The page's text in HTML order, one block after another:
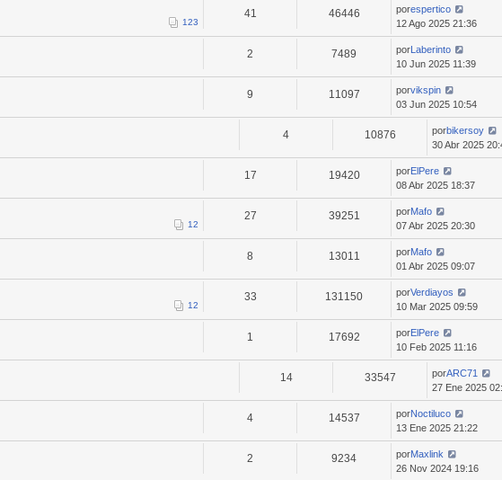
123
41 46446 porespertico
12 Ago 2025 21:36
2 7489 porLaberinto
10 Jun 2025 11:39
9 11097 porvikspin
03 Jun 2025 10:54
4 10876 porbikersoy
30 Abr 2025
17 19420 porElPere
08 Abr 2025 18:37
12
27 39251 porMafo
07 Abr 2025 20:30
8 13011 porMafo
01 Abr 2025 09:07
12
33 131150 porVerdiayos
10 Mar 2025 09:59
1 17692 porElPere
10 Feb 2025 11:16
14 33547 porARC71
27 Ene 2025
4 14537 porNoctiluco
13 Ene 2025 21:22
2 9234 porMaxlink
26 Nov 2024 19:16